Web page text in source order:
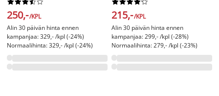
250,-/KPL
Alin 30 päivän hinta ennen
kampanjaa: 329,- /kpl (-24%)
Normaalihinta: 329,- /kpl (-24%)
215,-/KPL
Alin 30 päivän hinta ennen
kampanjaa: 299,- /kpl (-28%)
Normaalihinta: 279,- /kpl (-23%)